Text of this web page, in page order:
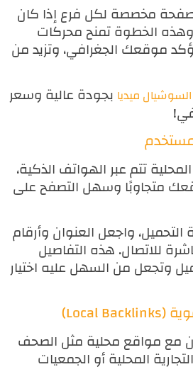
مخصصة لكل فرع إذا كان
الخطوة تمنح محركات
موقعك الجغرافي، وتزيد من
ميديا بجودة عالية وسعر
تتم عبر الهواتف الذكية،
متجاوبًا وسهل التصفح على
واجعل العنوان وأرقام
للاتصال. هذه التفاصيل
وتجعل من السهل عليه اختيار
مع مواقع محلية مثل الصحف
المحلية أو الجمعيات